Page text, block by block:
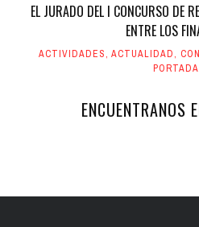
EL JURADO DEL I CONCURSO DE
ENTRE LOS
ACTIVIDADES, ACTUALIDAD,
PORTADA
ENCUENTRANOS